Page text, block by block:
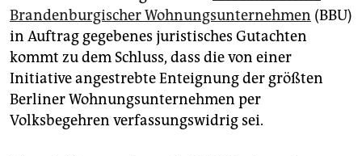
abo
genossenschaft
epaper login
Brandenburgischer Wohnungsunternehmen (BBU)
in Auftrag gegebenes juristisches Gutachten
kommt zu dem Schluss, dass die von einer
Initiative angestrebte Enteignung der größten
Berliner Wohnungsunternehmen per
Volksbegehren verfassungswidrig sei.